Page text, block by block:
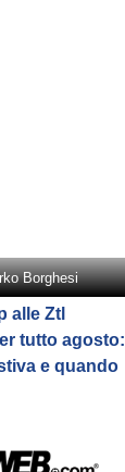
Borghesi
alle Ztl
tutto agosto:
e quando